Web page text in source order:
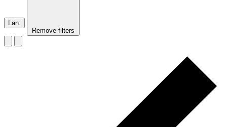
Län:
Remove filters